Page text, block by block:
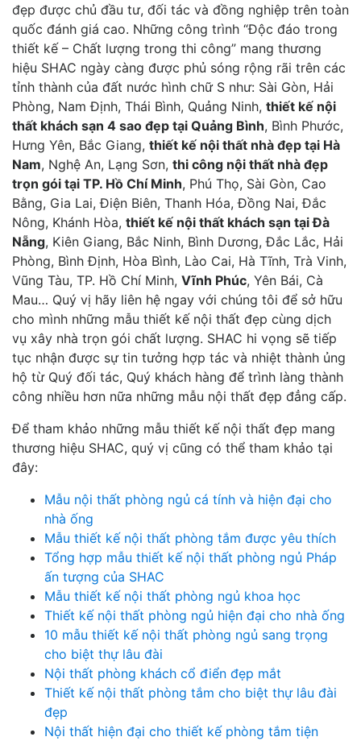
đẹp được chủ đầu tư, đối tác và đồng nghiệp trên toàn
quốc đánh giá cao. Những công trình “Độc đáo trong
thiết kế – Chất lượng trong thi công” mang thương
hiệu SHAC ngày càng được phủ sóng rộng rãi trên các
tỉnh thành của đất nước hình chữ S như: Sài Gòn, Hải
Phòng, Nam Định, Thái Bình, Quảng Ninh, thiết kế nội
thất khách sạn 4 sao đẹp tại Quảng Bình, Bình Phước,
Hưng Yên, Bắc Giang, thiết kế nội thất nhà đẹp tại Hà
Nam, Nghệ An, Lạng Sơn, thi công nội thất nhà đẹp
trọn gói tại TP. Hồ Chí Minh, Phú Thọ, Sài Gòn, Cao
Bằng, Gia Lai, Điện Biên, Thanh Hóa, Đồng Nai, Đắc
Nông, Khánh Hòa, thiết kế nội thất khách sạn tại Đà
Nẵng, Kiên Giang, Bắc Ninh, Bình Dương, Đắc Lắc, Hải
Phòng, Bình Định, Hòa Bình, Lào Cai, Hà Tĩnh, Trà Vinh,
Vũng Tàu, TP. Hồ Chí Minh, Vĩnh Phúc, Yên Bái, Cà
Mau… Quý vị hãy liên hệ ngay với chúng tôi để sở hữu
cho mình những mẫu thiết kế nội thất đẹp cùng dịch
vụ xây nhà trọn gói chất lượng. SHAC hi vọng sẽ tiếp
tục nhận được sự tin tưởng hợp tác và nhiệt thành ủng
hộ từ Quý đối tác, Quý khách hàng để trình làng thành
công nhiều hơn nữa những mẫu nội thất đẹp đẳng cấp.
Để tham khảo những mẫu thiết kế nội thất đẹp mang
thương hiệu SHAC, quý vị cũng có thể tham khảo tại
đây:
Mẫu nội thất phòng ngủ cá tính và hiện đại cho
nhà ống
Mẫu thiết kế nội thất phòng tắm được yêu thích
Tổng hợp mẫu thiết kế nội thất phòng ngủ Pháp
ấn tượng của SHAC
Mẫu thiết kế nội thất phòng ngủ khoa học
Thiết kế nội thất phòng ngủ hiện đại cho nhà ống
10 mẫu thiết kế nội thất phòng ngủ sang trọng
cho biệt thự lâu đài
Nội thất phòng khách cổ điển đẹp mắt
Thiết kế nội thất phòng tắm cho biệt thự lâu đài
đẹp
Nội thất hiện đại cho thiết kế phòng tắm tiện